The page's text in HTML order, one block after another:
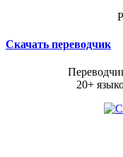
Скачать переводчик
20+